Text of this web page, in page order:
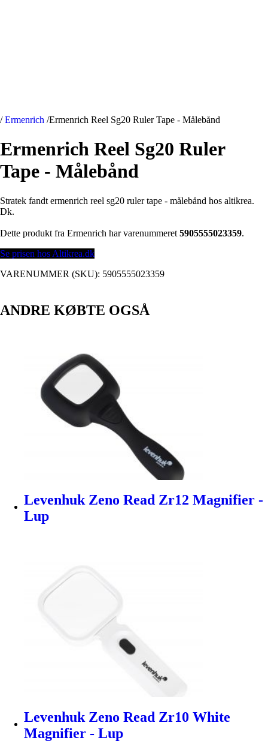
/ Ermenrich /Ermenrich Reel Sg20 Ruler Tape - Målebånd
Ermenrich Reel Sg20 Ruler
Tape - Målebånd
Stratek fandt ermenrich reel sg20 ruler tape - målebånd hos altikrea.
Dk.
Dette produkt fra Ermenrich har varenummeret 5905555023359.
Se prisen hos Altikrea.dk
VARENUMMER (SKU): 5905555023359
ANDRE KØBTE OGSÅ
Levenhuk Zeno Read Zr12 Magnifier -
Lup
Levenhuk Zeno Read Zr10 White
Magnifier - Lup